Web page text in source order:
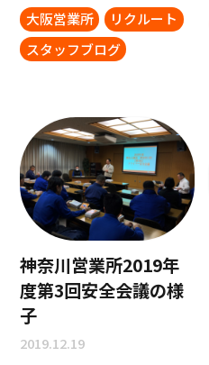
大阪営業所
リクルート
スタッフブログ
神奈川営業所2019年
度第3回安全会議の様
子
2019.12.19